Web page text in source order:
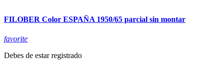
FILOBER Color ESPAÑA 1950/65 parcial sin montar
favorite
Debes de estar registrado